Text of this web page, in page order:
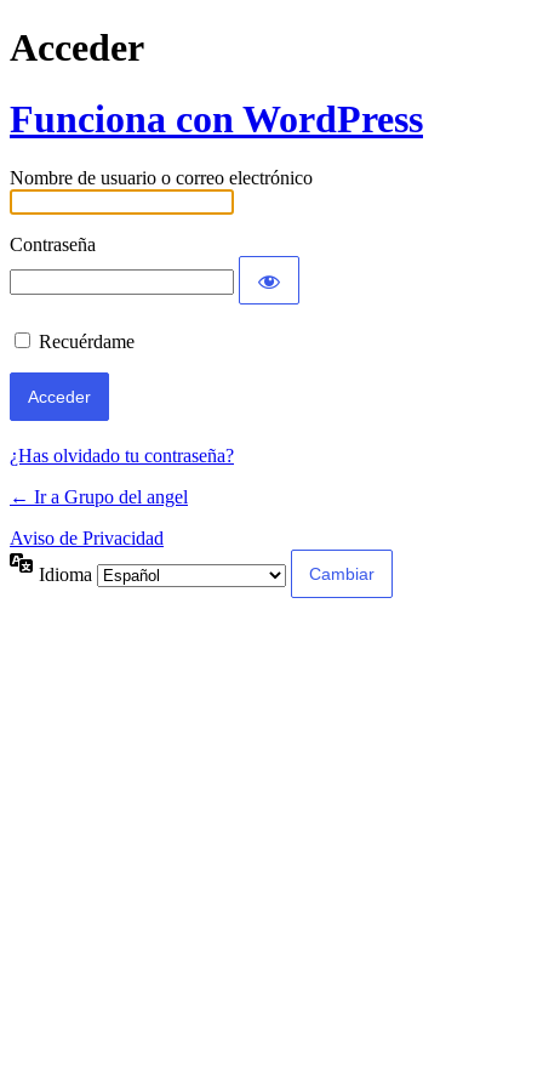
Acceder
Funciona con WordPress
Nombre de usuario o correo electrónico
Contraseña
Recuérdame
¿Has olvidado tu contraseña?
← Ir a Grupo del angel
Aviso de Privacidad
Idioma